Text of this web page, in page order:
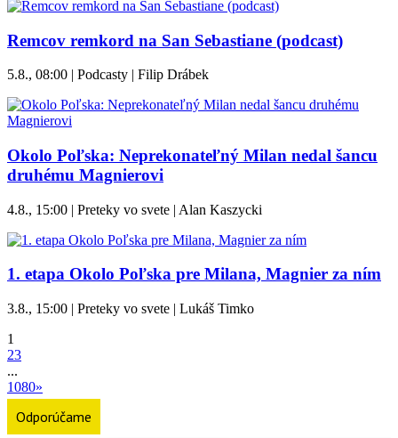
Remcov remkord na San Sebastiane (podcast)
5.8., 08:00 | Podcasty | Filip Drábek
Okolo Poľska: Neprekonateľný Milan nedal šancu
druhému Magnierovi
4.8., 15:00 | Preteky vo svete | Alan Kaszycki
1. etapa Okolo Poľska pre Milana, Magnier za ním
3.8., 15:00 | Preteky vo svete | Lukáš Timko
1
23
...
1080»
Odporúčame